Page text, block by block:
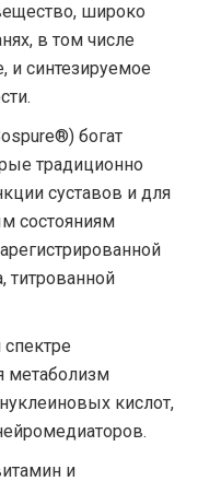
широко
в том числе
и синтезируемое
богат
традиционно
суставов и для
состояниям
титрованной
метаболизм
кислот,
и